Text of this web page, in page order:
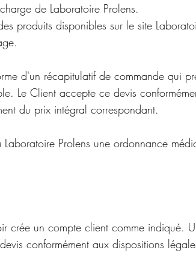
de Laboratoire Prolens.
produits disponibles sur le site
d'un récapitulatif de commande qui
Le Client accepte ce devis
du prix intégral correspondant.
Prolens une ordonnance
crée un compte client comme
conformément aux dispositions